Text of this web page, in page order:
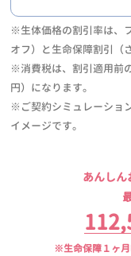
※生体価格の割引率は、
オフ）と生命保障割引（
※消費税は、割引適用前
円）になります。
※ご契約シミュレーショ
イメージです。
あんしん
※生命保障１ヶ